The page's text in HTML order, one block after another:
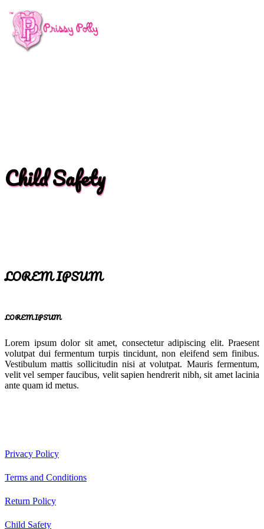
Child Safety
LOREM IPSUM
LOREM IPSUM
Lorem ipsum dolor sit amet, consectetur adipiscing elit. Praesent
volutpat dui fermentum turpis tincidunt, non eleifend sem finibus.
Vestibulum mattis sollicitudin nisi at volutpat. Mauris fermentum,
velit vel semper faucibus, velit sapien hendrerit nibh, sit amet lacinia
ante quam id metus.
Privacy Policy
Terms and Conditions
Return Policy
Child Safety